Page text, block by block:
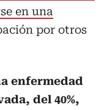
en una
por otros
enfermedad
del 40%,